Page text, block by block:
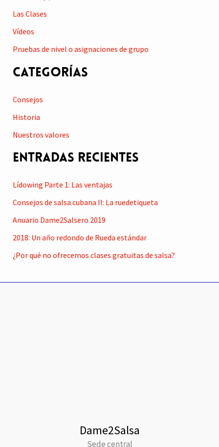
Las Clases
Vídeos
Pruebas de nivel o asignaciones de grupo
Categorías
Consejos
Historia
Nuestros valores
Entradas recientes
Lídowing Parte 1: Las ventajas
Consejos de salsa cubana II: La ruedetiqueta
Anuario Dame2Salsero 2019
2018: Un año redondo de Rueda estándar
¿Por qué no ofrecemos clases gratuitas de salsa?
Dame2Salsa
Sede central